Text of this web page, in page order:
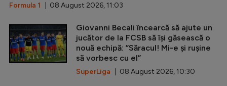
Formula 1 | 08 August 2026, 11:03
Giovanni Becali încearcă să ajute un
jucător de la FCSB să își găsească o
nouă echipă: ”Săracul! Mi-e și rușine
să vorbesc cu el”
SuperLiga | 08 August 2026, 10:30